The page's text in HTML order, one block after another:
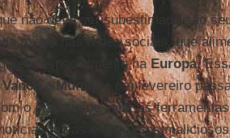
não deve ser subestimado são
tóxica nas redes sociais, que
especialmente naEuropa.
Vance aMunique
em fevereiro
o objetivo de inibir as ferramentas
falsas e discursos